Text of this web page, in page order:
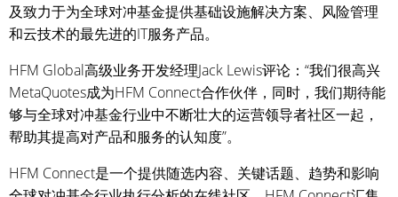
及致力于为全球对冲基金提供基础设施解决方案、风险管理
和云技术的最先进的IT服务产品。
HFM Global高级业务开发经理Jack Lewis评论：“我们很高兴
MetaQuotes成为HFM Connect合作伙伴，同时，我们期待能
够与全球对冲基金行业中不断壮大的运营领导者社区一起，
帮助其提高对产品和服务的认知度”。
HFM Connect是一个提供随选内容、关键话题、趋势和影响